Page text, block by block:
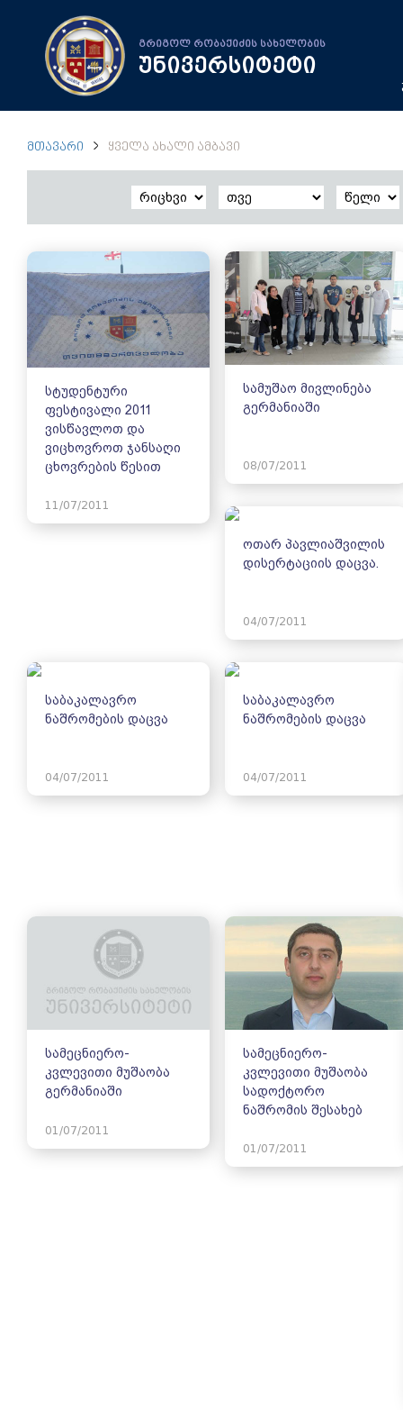
გრიგოლ რობაქიძის სახელობის
უნივერსიტეტი
ᲛᲗᲐᲕᲐᲠᲘ ᲧᲕᲔᲚᲐ ᲐᲮᲐᲚᲘ ᲐᲛᲑᲐᲕᲘ
სტუდენტური
ფესტივალი 2011
ვისწავლოთ და
ვიცხოვროთ ჯანსაღი
ცხოვრების წესით
11/07/2011
სამუშაო მივლინება
გერმანიაში
08/07/2011
ოთარ პავლიაშვილის
დისერტაციის დაცვა.
04/07/2011
საბაკალავრო
ნაშრომების დაცვა
04/07/2011
საბაკალავრო
ნაშრომების დაცვა
04/07/2011
სამეცნიერო-
კვლევითი მუშაობა
გერმანიაში
01/07/2011
სამეცნიერო-
კვლევითი მუშაობა
სადოქტორო
ნაშრომის შესახებ
01/07/2011